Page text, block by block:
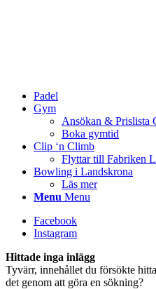
Padel
Gym
Ansökan & Prislista
Boka gymtid
Clip ‘n Climb
Flyttar till Fabriken
Bowling i Landskrona
Läs mer
Menu Menu
Facebook
Instagram
Hittade inga inlägg
Tyvärr, innehållet du försökte
det genom att göra en sökning?